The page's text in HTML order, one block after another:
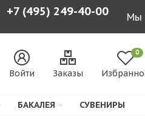
+7 (495) 249-40-00 Мы
Войти Заказы
0
БАКАЛЕЯ СУВЕНИРЫ